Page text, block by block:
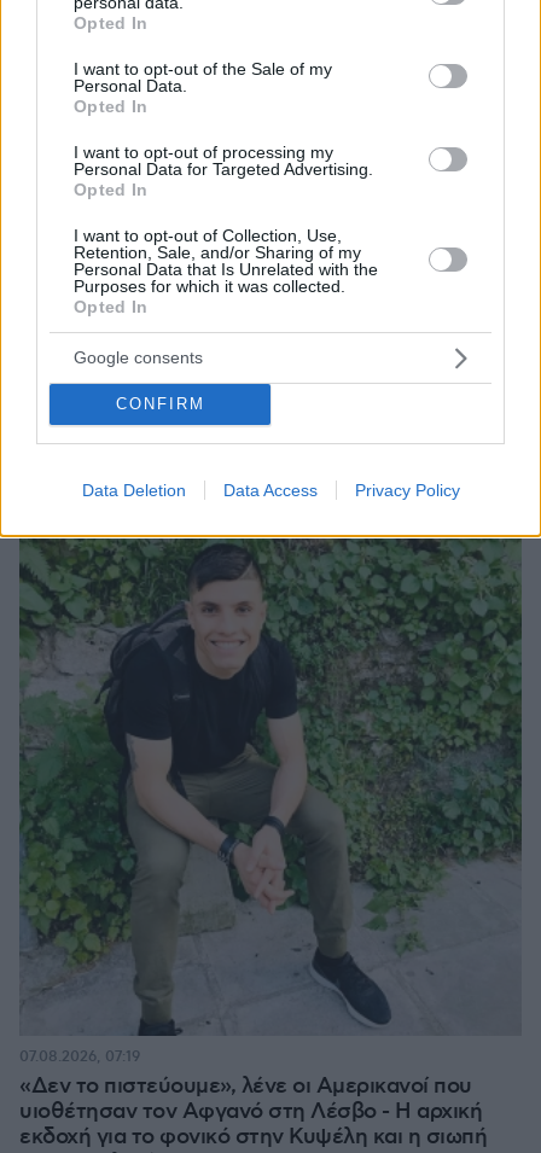
grant or deny consent to Google and its third-party tags to
use your data for below specified purposes in below Google
consent section.
Opted In
I want to opt-out of the Sale of my
Personal Data.
Opted In
I want to opt-out of processing my
Personal Data for Targeted Advertising.
Opted In
I want to opt-out of Collection, Use,
Retention, Sale, and/or Sharing of my
Personal Data that Is Unrelated with the
Purposes for which it was collected.
Opted In
Google consents
CONFIRM
Data Deletion Data Access Privacy Policy
Οικογενειακή τραγωδία στις Σέρρες, μητέρα και
γιος οι νεκροί από την μετωπική φορτηγού με ΙΧ -
Βίντεο ντοκουμέντο από τη στιγμή της
07.08.2026, 09:58
«Δεν το πιστεύουμε», λένε οι Αμερικανοί που
υιοθέτησαν τον Αφγανό στη Λέσβο - Η αρχική
εκδοχή για το φονικό στην Κυψέλη και η σιωπή
07.08.2026, 07:19